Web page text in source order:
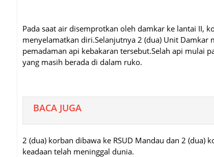
Pada saat air disemprotkan oleh damkar ke lantai II,
menyelamatkan diri.Selanjutnya 2 (dua) Unit Damkar
pemadaman api kebakaran tersebut.Selah api mulai
yang masih berada di dalam ruko.
BACA JUGA
2 (dua) korban dibawa ke RSUD Mandau dan 2 (dua)
keadaan telah meninggal dunia.